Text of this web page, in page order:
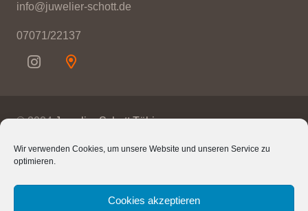
Wir verwenden Cookies, um unsere Website und unseren Service zu
optimieren.
Cookies akzeptieren
info@juwelier-schott.de
07071/22137
© 2024Juwelier Schott Tübingen
Kontakt